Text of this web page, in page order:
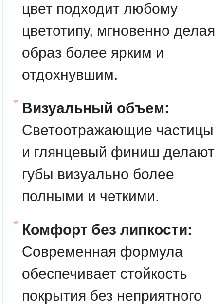
цвет подходит любому
цветотипу, мгновенно делая
образ более ярким и
отдохнувшим.
Визуальный объем:
Светоотражающие частицы
и глянцевый финиш делают
губы визуально более
полными и четкими.
Комфорт без липкости:
Современная формула
обеспечивает стойкость
покрытия без неприятного